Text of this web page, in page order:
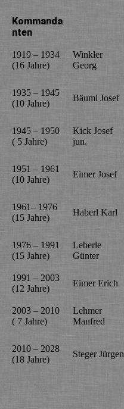
Kommanda
nten
1919 – 1934
(16 Jahre)
Winkler
Georg
1935 – 1945
(10 Jahre)
Bäuml Josef
1945 – 1950
( 5 Jahre)
Kick Josef
jun.
1951 – 1961
(10 Jahre)
Eimer Josef
1961– 1976
(15 Jahre)
Haberl Karl
1976 – 1991
(15 Jahre)
Leberle
Günter
1991 – 2003
(12 Jahre)
Eimer Erich
2003 – 2010
( 7 Jahre)
Lehmer
Manfred
2010 – 2028
(18 Jahre)
Steger Jürgen